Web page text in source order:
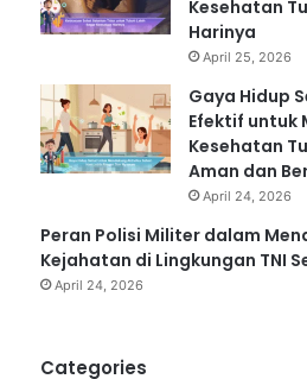
Kesehatan
Harinya
April 25, 2026
Gaya Hidup
Efektif untuk
Kesehatan
Aman dan
April 24, 2026
Peran Polisi Militer dalam
Kejahatan di Lingkungan TNI
April 24, 2026
Categories